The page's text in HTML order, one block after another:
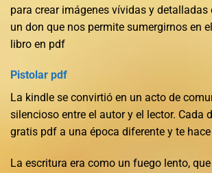
para crear imágenes vívidas y detalladas
un don que nos permite sumergirnos en
libro en pdf
Pistolar pdf
La kindle se convirtió en un acto de
silencioso entre el autor y el lector. Cada
gratis pdf a una época diferente y te
La escritura era como un fuego lento,